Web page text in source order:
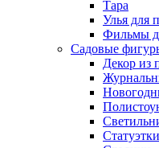
Тара
Улья для
Фильмы
Садовые
Декор из